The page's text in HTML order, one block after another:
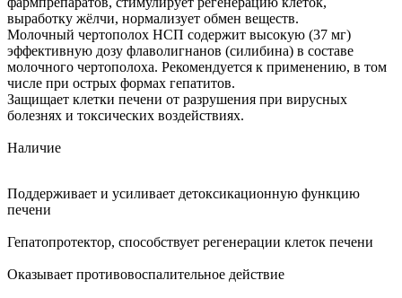
выработку жёлчи, нормализует обмен веществ.
Молочный чертополох НСП содержит высокую (37 мг)
эффективную дозу флаволигнанов (силибина) в составе
молочного чертополоха. Рекомендуется к применению, в том
числе при острых формах гепатитов.
Защищает клетки печени от разрушения при вирусных
болезнях и токсических воздействиях.
Наличие
Поддерживает и усиливает детоксикационную функцию
печени
Гепатопротектор, способствует регенерации клеток печени
Оказывает противовоспалительное действие